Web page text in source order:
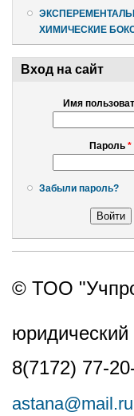
ХИМИЧЕСКИЕ
Вход на сайт
Имя
Пароль *
Забыли пароль?
© ТОО
8(7172) 77-
astana@mail.ru